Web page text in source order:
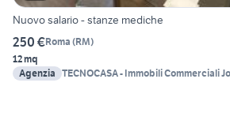
Nuovo salario - stanze mediche
250 €Roma (RM)
12 mq
Agenzia TECNOCASA - Immobili Commerciali